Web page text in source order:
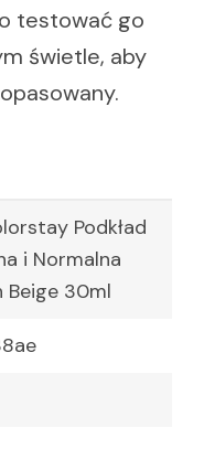
testować go
świetle, aby
Podkład
i Normalna
Beige 30ml